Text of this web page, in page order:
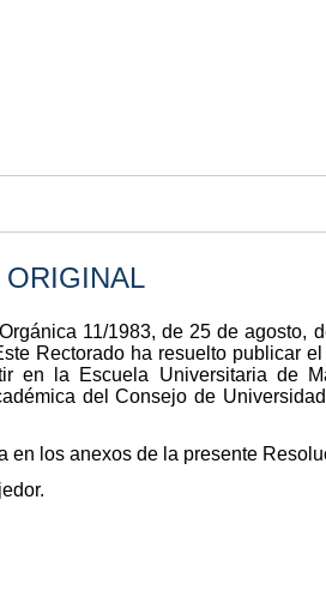
11/1983, de 25 de agosto,
Rectorado ha resuelto publicar
en la Escuela Universitaria de
del Consejo de
en los anexos de la presente